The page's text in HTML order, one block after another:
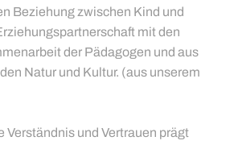
Beziehung zwischen Kind und
mit den
der Pädagogen und aus
Natur und Kultur. (aus unserem
Verständnis und Vertrauen prägt